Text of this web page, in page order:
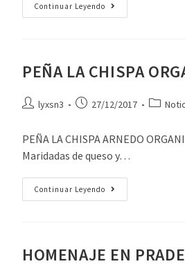
Continuar Leyendo
PEÑA LA CHISPA
lyxsn3 27/12/2017
PEÑA LA CHISPA ARNEDO
Maridadas de queso y…
Continuar Leyendo
HOMENAJE EN